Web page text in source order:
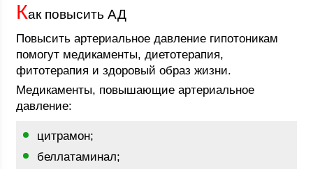
Как повысить АД
Повысить артериальное давление гипотоникам
помогут медикаменты, диетотерапия,
фитотерапия и здоровый образ жизни.
Медикаменты, повышающие артериальное
давление:
цитрамон;
беллатаминал;